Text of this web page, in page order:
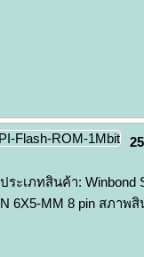
ระเภทสินค้า: Winbond
6X5-MM 8 pin สภาพ